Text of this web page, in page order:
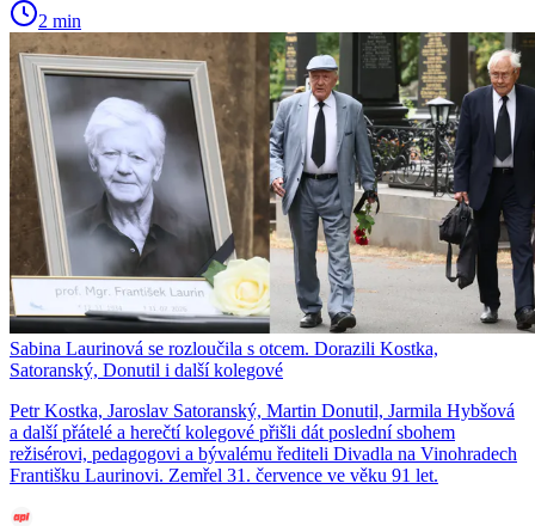
2 min
Sabina Laurinová se rozloučila s otcem. Dorazili Kostka,
Satoranský, Donutil i další kolegové
Petr Kostka, Jaroslav Satoranský, Martin Donutil, Jarmila Hybšová
a další přátelé a herečtí kolegové přišli dát poslední sbohem
režisérovi, pedagogovi a bývalému řediteli Divadla na Vinohradech
Františku Laurinovi. Zemřel 31. července ve věku 91 let.